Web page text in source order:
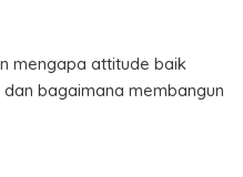
mengapa attitude baik
bagaimana membangun